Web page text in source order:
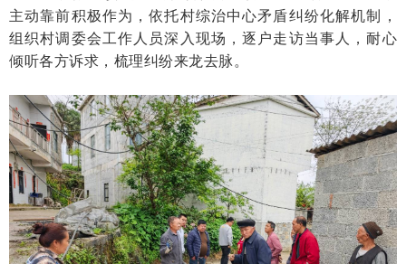
主动靠前积极作为，依托村综治中心矛盾纠纷化解机制，
组织村调委会工作人员深入现场，逐户走访当事人，耐心
倾听各方诉求，梳理纠纷来龙去脉。